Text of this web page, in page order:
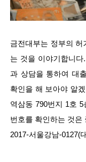
금전대부는 정부의
는 것을 이야기합니
과 상담을 통하여 대
확인을 해 보아야 알
역삼동 790번지 1호
번호를 확인하는 것은
2017-서울강남-0127(